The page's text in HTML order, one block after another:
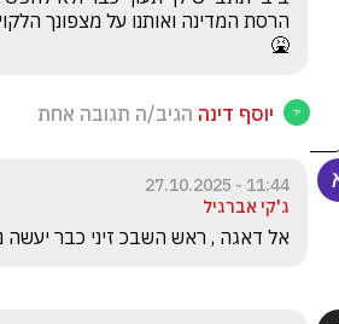
הרסת המדינה ואותנו על מצפונך
🤮
יוסף דינה הגיב/ה תגובה אחת
11:44 - 27.10.2025
ג'קי אברגיל
אל דאגה , ראש השבכ זיני כבר יעשה